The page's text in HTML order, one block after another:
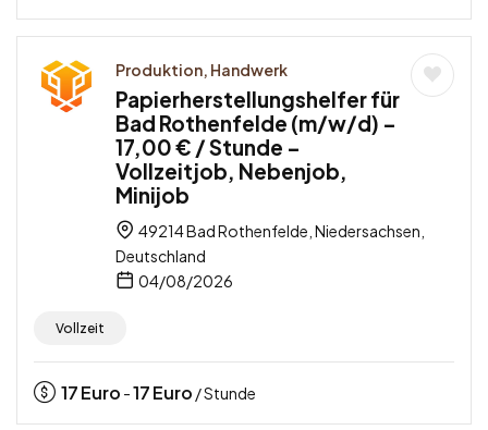
Produktion, Handwerk
Papierherstellungshelfer für
Bad Rothenfelde (m/w/d) –
17,00 € / Stunde –
Vollzeitjob, Nebenjob,
Minijob
49214 Bad Rothenfelde, Niedersachsen,
Deutschland
04/08/2026
Vollzeit
17Euro -17Euro / Stunde